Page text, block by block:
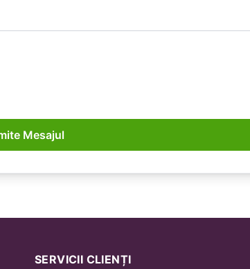
Mesajul
SERVICII CLIENȚI